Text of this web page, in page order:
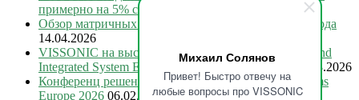
Михаил Солянов
Привет! Быстро отвечу на
любые вопросы про VISSONIC
примерно на 5% с 15 июля 2026
Обзор матричных коммутаторов VISSONIC 2026 года
14.04.2026
VISSONIC на выставке International Smart Display and
Integrated System Exhibition 2026 в Шэньчжэне
05.03.2026
Конференц решения VISSONIC на Integrated Systems
Europe 2026 06.02.2026